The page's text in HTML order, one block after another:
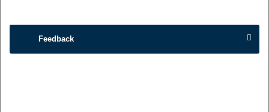
Feedback